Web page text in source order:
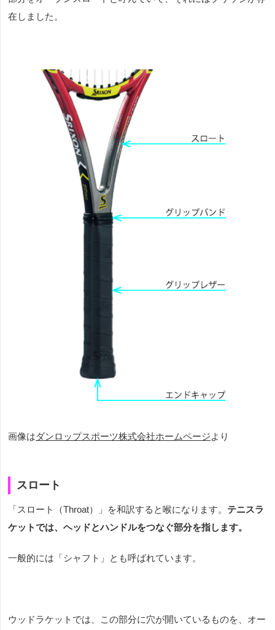
在しました。
画像はダンロップスポーツ株式会社ホームページより
スロート
「スロート（Throat）」を和訳すると喉になります。 テニスラ
ケットでは、ヘッドとハンドルをつなぐ部分を指します。
一般的には「シャフト」とも呼ばれています。
ウッドラケットでは、この部分に穴が開いているものを、オー